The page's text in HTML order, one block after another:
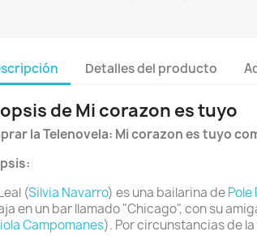
Detalles del producto
de Mi corazon es tuyo
la Telenovela: Mi corazon es tuyo
(Silvia Navarro) es una bailarina dePole
en un bar llamado "Chicago", con su
Campomanes). Por circunstancias de